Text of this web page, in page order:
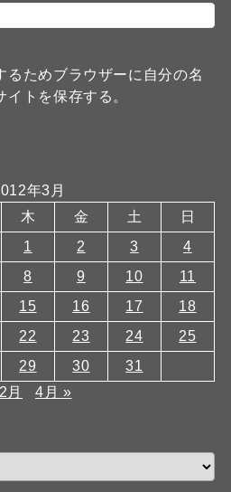
るためブラウザーに自分の名
トを保存する。
年3月
木 金 土
日
1
2 3
4
8 9 10
11
15 16 17
18
22 23 24
25
29 30
31
月
4月 »